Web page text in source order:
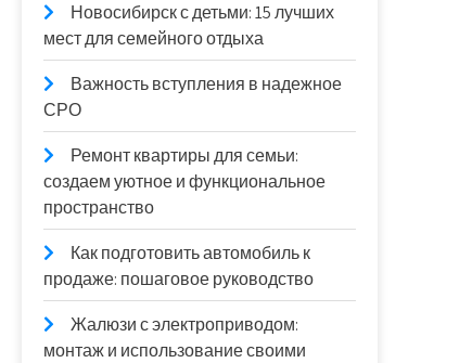
Новосибирск с детьми: 15 лучших
мест для семейного отдыха
Важность вступления в надежное
СРО
Ремонт квартиры для семьи:
создаем уютное и функциональное
пространство
Как подготовить автомобиль к
продаже: пошаговое руководство
Жалюзи с электроприводом:
монтаж и использование своими